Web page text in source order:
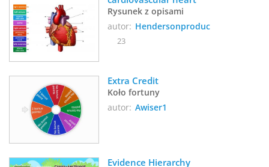
Rysunek z opisami
autor: Hendersonproduc
23
Extra Credit
Koło fortuny
autor: Awiser1